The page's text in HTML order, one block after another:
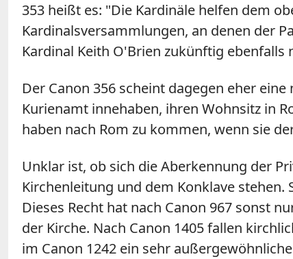
353 heißt es: "Die Kardinäle helfen dem
Kardinalsversammlungen, an denen der
Kardinal Keith O'Brien zukünftig
Der Canon 356 scheint dagegen eher
Kurienamt innehaben, ihren Wohnsitz in
haben nach Rom zu kommen, wenn sie
Unklar ist, ob sich die Aberkennung der
Kirchenleitung und dem Konklave stehen.
Dieses Recht hat nach Canon 967 sonst
der Kirche. Nach Canon 1405 fallen
im Canon 1242 ein sehr